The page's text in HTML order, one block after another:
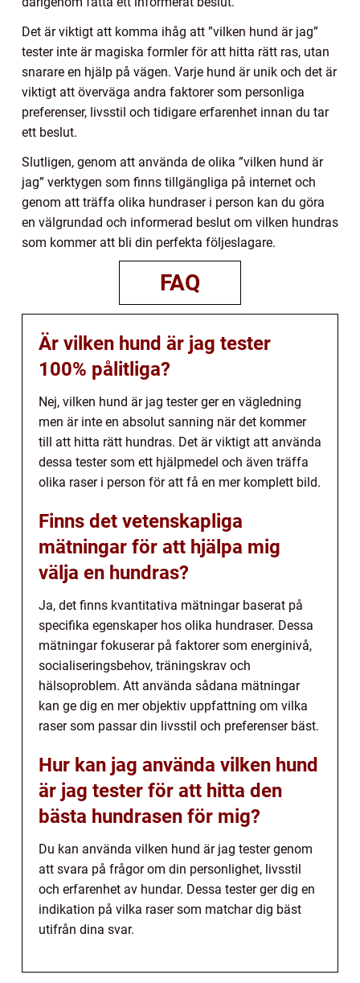
Det är viktigt att komma ihåg att ”vilken hund är jag”
tester inte är magiska formler för att hitta rätt ras, utan
snarare en hjälp på vägen. Varje hund är unik och det är
viktigt att överväga andra faktorer som personliga
preferenser, livsstil och tidigare erfarenhet innan du tar
ett beslut.
Slutligen, genom att använda de olika ”vilken hund är
jag” verktygen som finns tillgängliga på internet och
genom att träffa olika hundraser i person kan du göra
en välgrundad och informerad beslut om vilken hundras
som kommer att bli din perfekta följeslagare.
FAQ
Är vilken hund är jag tester
100% pålitliga?
Nej, vilken hund är jag tester ger en vägledning
men är inte en absolut sanning när det kommer
till att hitta rätt hundras. Det är viktigt att använda
dessa tester som ett hjälpmedel och även träffa
olika raser i person för att få en mer komplett bild.
Finns det vetenskapliga
mätningar för att hjälpa mig
välja en hundras?
Ja, det finns kvantitativa mätningar baserat på
specifika egenskaper hos olika hundraser. Dessa
mätningar fokuserar på faktorer som energinivå,
socialiseringsbehov, träningskrav och
hälsoproblem. Att använda sådana mätningar
kan ge dig en mer objektiv uppfattning om vilka
raser som passar din livsstil och preferenser bäst.
Hur kan jag använda vilken hund
är jag tester för att hitta den
bästa hundrasen för mig?
Du kan använda vilken hund är jag tester genom
att svara på frågor om din personlighet, livsstil
och erfarenhet av hundar. Dessa tester ger dig en
indikation på vilka raser som matchar dig bäst
utifrån dina svar.